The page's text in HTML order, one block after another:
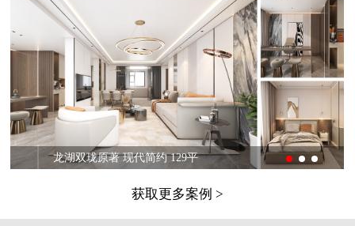
龙湖双珑原著 现代简约 129平
获取更多案例 >